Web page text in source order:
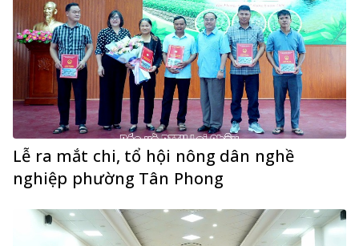
Lễ ra mắt chi, tổ hội nông dân nghề
nghiệp phường Tân Phong